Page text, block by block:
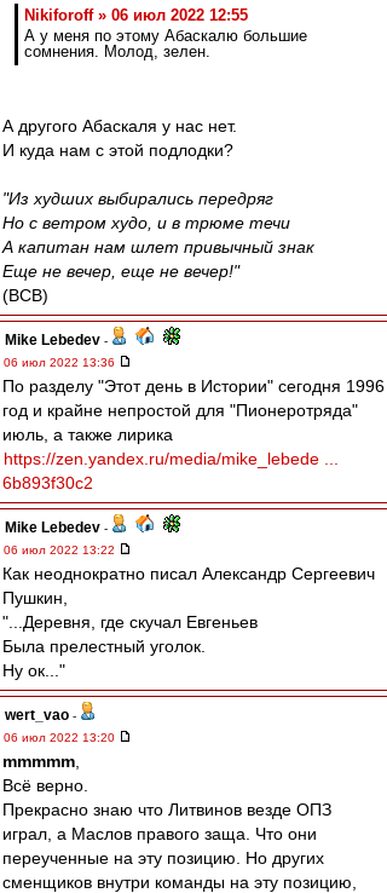
Nikiforoff » 06 июл 2022 12:55
А у меня по этому Абаскалю большие
сомнения. Молод, зелен.
А другого Абаскаля у нас нет.
И куда нам с этой подлодки?
"Из худших выбирались передряг
Но с ветром худо, и в трюме течи
А капитан нам шлет привычный знак
Еще не вечер, еще не вечер!"
(ВСВ)
Mike Lebedev -
06 июл 2022 13:36
По разделу "Этот день в Истории" сегодня 1996
год и крайне непростой для "Пионеротряда"
июль, а также лирика
https://zen.yandex.ru/media/mike_lebede ...
6b893f30c2
Mike Lebedev -
06 июл 2022 13:22
Как неоднократно писал Александр Сергеевич
Пушкин,
"...Деревня, где скучал Евгеньев
Была прелестный уголок.
Ну ок..."
wert_vao -
06 июл 2022 13:20
mmmmm
Всё верно.
Прекрасно знаю что Литвинов везде ОПЗ
играл, а Маслов правого заща. Что они
переученные на эту позицию. Но других
сменщиков внутри команды на эту позицию,